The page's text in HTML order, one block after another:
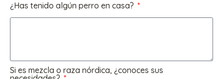
¿Has tenido algún perro en casa?
Si es mezcla o raza nórdica, ¿conoces sus